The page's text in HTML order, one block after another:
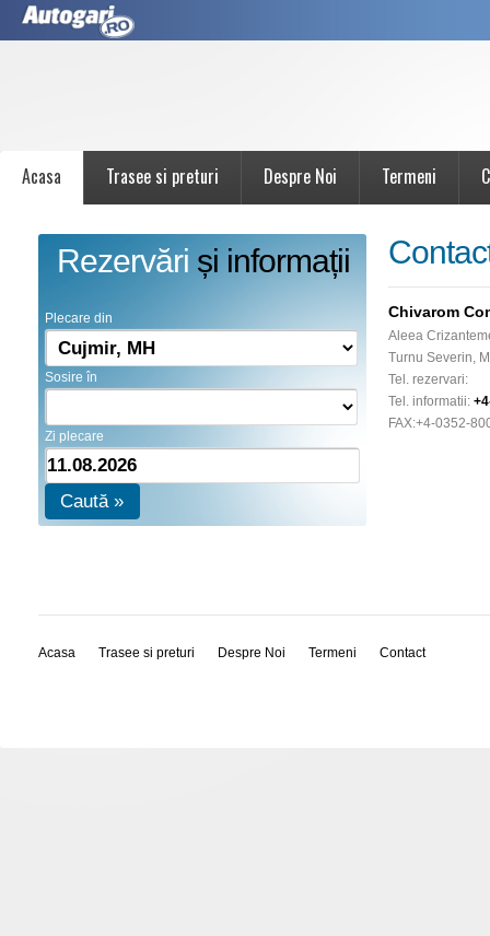
Acasa Trasee si preturi Despre Noi Termeni
Rezervări și informații
Plecare din
Sosire în
Zi plecare
Caută »
Chivarom
Aleea
Turnu Severin,
Tel. rezervari:
Tel. informatii:
FAX:+4-0352-
Acasa Trasee si preturi Despre Noi Termeni Contact